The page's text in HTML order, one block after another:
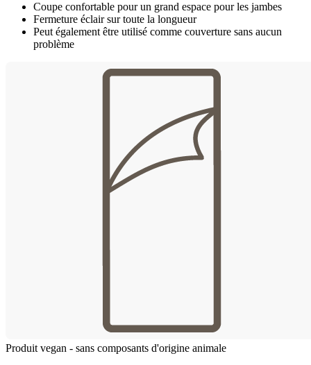
Coupe confortable pour un grand espace pour les jambes
Fermeture éclair sur toute la longueur
Peut également être utilisé comme couverture sans aucun
problème
Produit vegan - sans composants d'origine animale